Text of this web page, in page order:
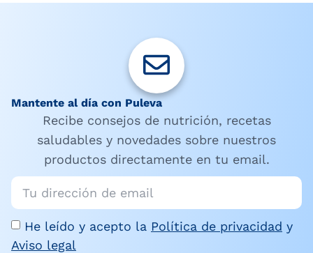
Mantente al día con Puleva
Recibe consejos de nutrición, recetas
saludables y novedades sobre nuestros
productos directamente en tu email.
He leído y acepto la Política de privacidad y
Aviso legal